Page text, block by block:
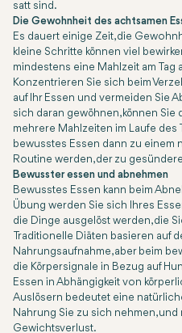
satt sind.
Die Gewohnheit des achtsamen
Es dauert einige Zeit, die
kleine Schritte können viel
mindestens eine Mahlzeit am Tag
Konzentrieren Sie sich beim
auf Ihr Essen und vermeiden Sie
sich daran gewöhnen, können Sie
mehrere Mahlzeiten im Laufe des
bewusstes Essen dann zu einem
Routine werden, der zu
Bewusster essen und abnehmen
Bewusstes Essen kann beim
Übung werden Sie sich Ihres
die Dinge ausgelöst werden, die
Traditionelle Diäten basieren auf
Nahrungsaufnahme, aber beim
die Körpersignale in Bezug auf
Essen in Abhängigkeit von
Auslösern bedeutet eine
Nahrung Sie zu sich nehmen,
Gewichtsverlust.